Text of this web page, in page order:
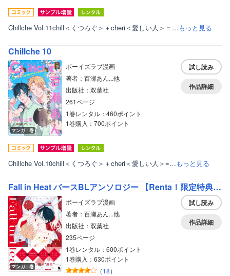
Chillche Vol.11chill＜くつろぐ＞＋cheri＜愛しい人＞＝…もっと見る
Chillche 10
マンガ｜巻
ボーイズラブ漫画
著者：百瀬あん...他
出版社：双葉社
261ページ
1巻レンタル：460ポイント
1巻購入：700ポイント
試し読み
作品詳細
Chillche Vol.10chill＜くつろぐ＞＋cheri＜愛しい人＞=…もっと見る
Fall in Heat バースBLアンソロジー 【Renta！限定特典付き】
マンガ｜巻
ボーイズラブ漫画
著者：百瀬あん...他
出版社：双葉社
235ページ
1巻レンタル：600ポイント
1巻購入：630ポイント
（18）
試し読み
作品詳細